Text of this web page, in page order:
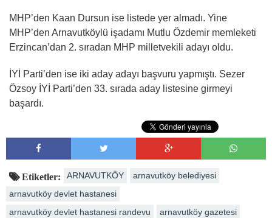
MHP’den Kaan Dursun ise listede yer almadı. Yine
MHP’den Arnavutköylü işadamı Mutlu Özdemir memleketi
Erzincan’dan 2. sıradan MHP milletvekili adayı oldu.
İYİ Parti’den ise iki aday adayı başvuru yapmıştı. Sezer
Özsoy İYİ Parti’den 33. sırada aday listesine girmeyi
başardı.
Etiketler: ARNAVUTKÖY
arnavutköy belediyesi
arnavutköy devlet hastanesi
arnavutköy devlet hastanesi randevu
arnavutköy gazetesi